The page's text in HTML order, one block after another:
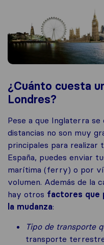
¿Cuánto cuesta
Londres?
Pese a que Inglaterra se
distancias no son muy
principales para realizar
España, puedes enviar
marítima (ferry) o por
volumen. Además de la
hay otros factores que
la mudanza:
Tipo de transporte
transporte